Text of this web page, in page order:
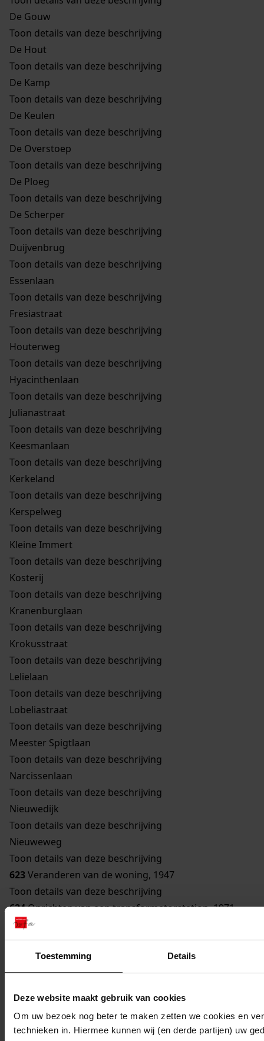
Toestemming Details
Deze website maakt gebruik van cookies
Om uw bezoek nog beter te maken zetten we cookies en
technieken in. Hiermee kunnen wij (en derde partijen) uw
De Gouw
Toon details van deze beschrijving
De Hout
Toon details van deze beschrijving
De Kamp
Toon details van deze beschrijving
De Keulen
Toon details van deze beschrijving
De Overstoep
Toon details van deze beschrijving
De Ploeg
Toon details van deze beschrijving
De Scherper
Toon details van deze beschrijving
Duijvenbrug
Toon details van deze beschrijving
Essenlaan
Toon details van deze beschrijving
Fresiastraat
Toon details van deze beschrijving
Houterweg
Toon details van deze beschrijving
Hyacinthenlaan
Toon details van deze beschrijving
Julianastraat
Toon details van deze beschrijving
Keesmanlaan
Toon details van deze beschrijving
Kerkeland
Toon details van deze beschrijving
Kerspelweg
Toon details van deze beschrijving
Kleine Immert
Toon details van deze beschrijving
Kosterij
Toon details van deze beschrijving
Kranenburglaan
Toon details van deze beschrijving
Krokusstraat
Toon details van deze beschrijving
Lelielaan
Toon details van deze beschrijving
Lobeliastraat
Toon details van deze beschrijving
Meester Spigtlaan
Toon details van deze beschrijving
Narcissenlaan
Toon details van deze beschrijving
Nieuwedijk
Toon details van deze beschrijving
Nieuweweg
Toon details van deze beschrijving
623Veranderen van de woning, 1947
Toon details van deze beschrijving
624Oprichten van een transformatorstation, 1971
Toon details van deze beschrijving
625Verbouwen van een gebouw bestemd om te
worden gebruikt als woonhuis, 1929
Toon details van deze beschrijving
Toon details van deze beschrijving
627Veranderen woning, 1962